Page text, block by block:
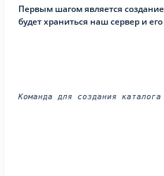
Первым шагом является
будет храниться наш сервер и
Команда для создания